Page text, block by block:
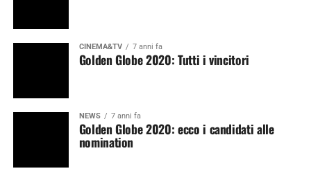
CINEMA&TV 7 anni fa
Golden Globe 2020: Tutti i vincitori
NEWS 7 anni fa
Golden Globe 2020: ecco i candidati alle
nomination